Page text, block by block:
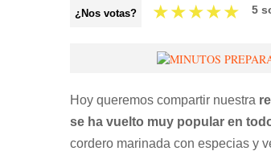
¿Nos votas? ★★★★★ 5
Hoy queremos compartir nuestra
se ha vuelto muy popular en
cordero marinada con especias y